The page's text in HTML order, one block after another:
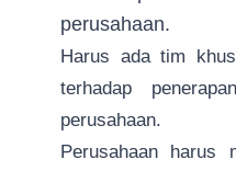
perusahaan.
Harus ada tim
terhadap
perusahaan.
Perusahaan harus